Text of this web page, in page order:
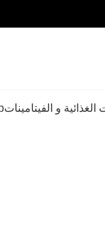
الغذائية و الفيتامينات